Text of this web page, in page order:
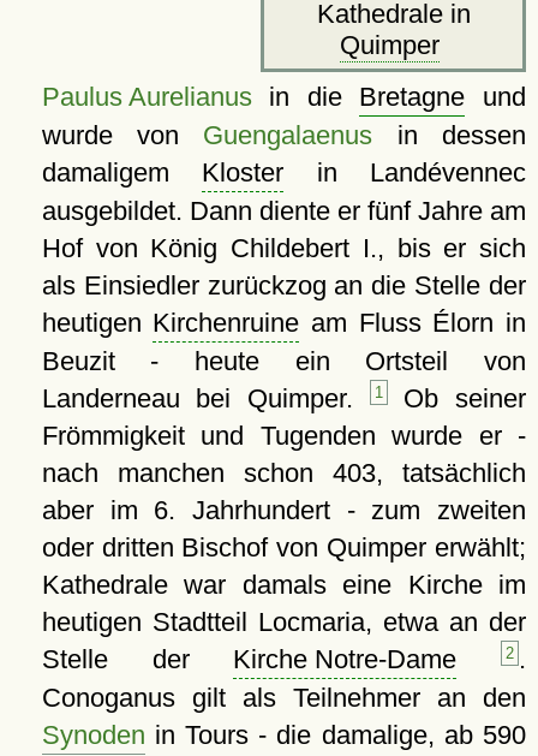
Kathedrale in
Quimper
Paulus Aurelianusin die Bretagne und
wurde von Guengalaenus in dessen
damaligem Kloster in Landévennec
ausgebildet. Dann diente er fünf Jahre am
Hof von König Childebert I., bis er sich
als Einsiedler zurückzog an die Stelle der
heutigen Kirchenruine am Fluss Élorn in
Beuzit - heute ein Ortsteil von
Landerneau bei Quimper.
1 Ob seiner
Frömmigkeit und Tugenden wurde er -
nach manchen schon 403, tatsächlich
aber im 6. Jahrhundert - zum zweiten
oder dritten Bischof von Quimper erwählt;
Kathedrale war damals eine Kirche im
heutigen Stadtteil Locmaria, etwa an der
Stelle der Kirche Notre-Dame 2 .
Conoganus gilt als Teilnehmer an den
Synoden in Tours - die damalige, ab 590